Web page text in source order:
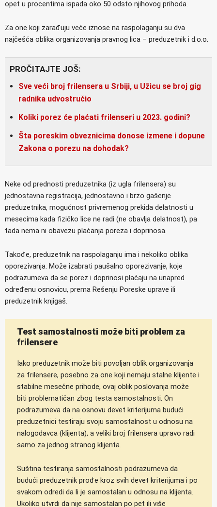
opet u procentima ispada oko 50 odsto njihovog prihoda.
Za one koji zarađuju veće iznose na raspolaganju su dva
najčešća oblika organizovanja pravnog lica – preduzetnik i d.o.o.
PROČITAJTE JOŠ:
Sve veći broj frilensera u Srbiji, u Užicu se broj gig
radnika udvostručio
Koliki porez će plaćati frilenseri u 2023. godini?
Šta poreskim obveznicima donose izmene i dopune
Zakona o porezu na dohodak?
Neke od prednosti preduzetnika (iz ugla frilensera) su
jednostavna registracija, jednostavno i brzo gašenje
preduzetnika, mogućnost privremenog prekida delatnosti u
mesecima kada fizičko lice ne radi (ne obavlja delatnost), pa
tada nema ni obavezu plaćanja poreza i doprinosa.
Takođe, preduzetnik na raspolaganju ima i nekoliko oblika
oporezivanja. Može izabrati paušalno oporezivanje, koje
podrazumeva da se porez i doprinosi plaćaju na unapred
određenu osnovicu, prema Rešenju Poreske uprave ili
preduzetnik knjigaš.
Test samostalnosti može biti problem za
frilensere
Iako preduzetnik može biti povoljan oblik organizovanja
za frilensere, posebno za one koji nemaju stalne klijente i
stabilne mesečne prihode, ovaj oblik poslovanja može
biti problematičan zbog testa samostalnosti. On
podrazumeva da na osnovu devet kriterijuma budući
preduzetnici testiraju svoju samostalnost u odnosu na
nalogodavca (klijenta), a veliki broj frilensera upravo radi
samo za jednog stranog klijenta.
Suština testiranja samostalnosti podrazumeva da
budući preduzetnik prođe kroz svih devet kriterijuma i po
svakom odredi da li je samostalan u odnosu na klijenta.
Ukoliko utvrdi da nije samostalan po pet ili više